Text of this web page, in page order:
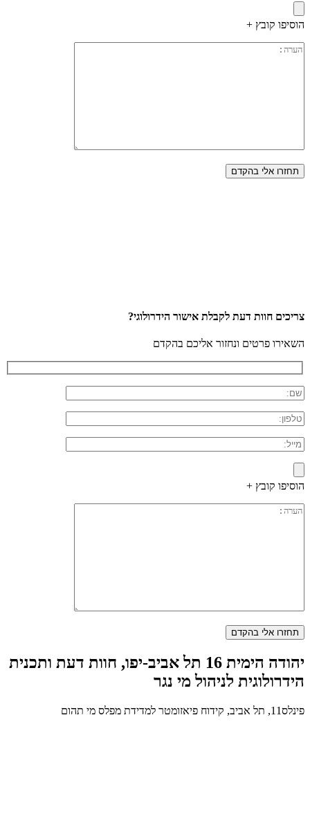
הוסיפו קובץ +
צריכים חוות דעת לקבלת אישור הידרולוגי?
השאירו פרטים ונחזור אליכם בהקדם
הוסיפו קובץ +
יהודה הימית 16 תל אביב-יפו, חוות דעת ותכנית
הידרולוגית לניהול מי נגר
פינלס11, תל אביב, קידוח פיאזומטר למדידת מפלס מי תהום